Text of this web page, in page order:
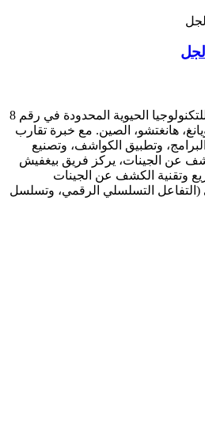
تقع شركة هانغتشو بيغفيش للتكنولوجيا الحيوية المحدودة في رقم 8
هانغتشو، الصين. مع خبرة تقارب
وتطبيق الكواشف، وتصنيع
عن الجينات، يركز فريق بيغفيش
وتقنية الكشف عن الجينات
التسلسلي الرقمي، وتسلسل